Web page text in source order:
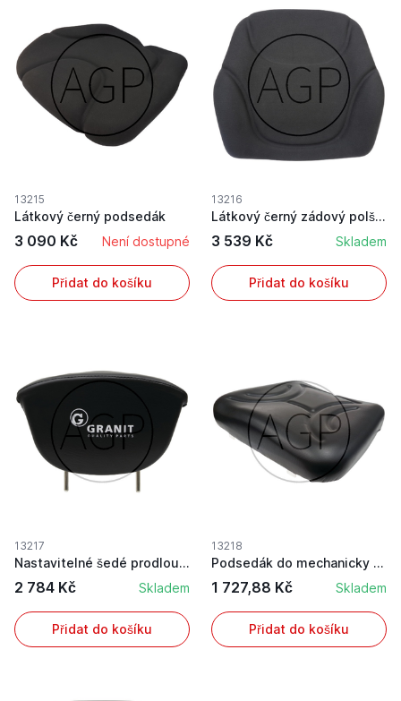
13215
Látkový černý podsedák
3 090 Kč Není dostupné
Přidat do košíku
13216
Látkový černý zádový polštář
3 539 Kč Skladem
Přidat do košíku
13217
Nastavitelné šedé prodloužení opěradla
2 784 Kč Skladem
Přidat do košíku
13218
Podsedák do mechanicky odpružených sedaček
1 727,88 Kč Skladem
Přidat do košíku